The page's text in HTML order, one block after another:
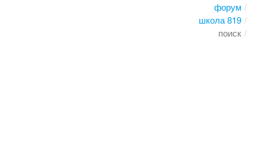
форум
школа 819
поиск